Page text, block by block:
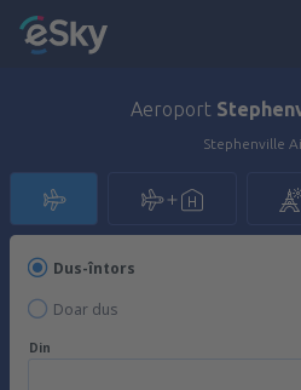
Aeroport
Stephenville
Dus-întors
Doar dus
Din